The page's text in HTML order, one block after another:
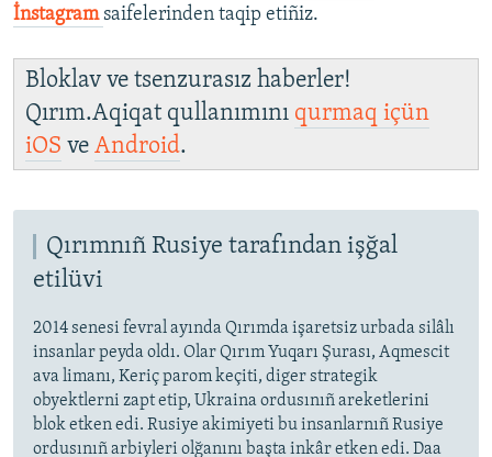
İnstagramsaifelerinden taqip etiñiz.
Bloklav ve tsenzurasız haberler!
Qırım.Aqiqat qullanımını qurmaq içün
iOS ve Android.
Qırımnıñ Rusiye tarafından işğal
etilüvi
2014 senesi fevral ayında Qırımda işaretsiz urbada silâlı
insanlar peyda oldı. Olar Qırım Yuqarı Şurası, Aqmescit
ava limanı, Keriç parom keçiti, diger strategik
obyektlerni zapt etip, Ukraina ordusınıñ areketlerini
blok etken edi. Rusiye akimiyeti bu insanlarnıñ Rusiye
ordusınıñ arbiyleri olğanını başta inkâr etken edi. Daa